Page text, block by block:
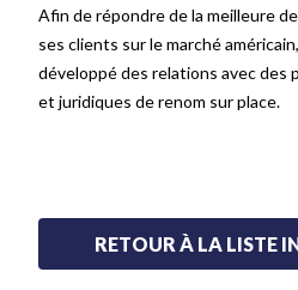
Afin de répondre de la meilleure
ses clients sur le marché
développé des relations avec des
et juridiques de renom sur place.
RETOUR À LA LISTE